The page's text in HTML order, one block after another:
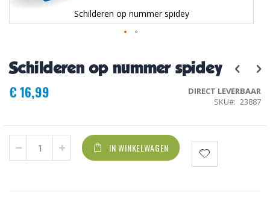
Schilderen op nummer spidey
€ 16,99
DIRECT LEVERBAAR
SKU
23887
IN WINKELWAGEN
Schilderen op nummer spidey
het
van
de